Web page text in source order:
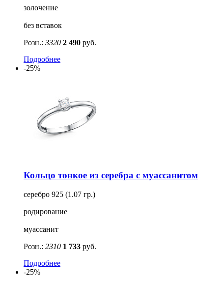
золочение
без вставок
Розн.: 3320 2 490 руб.
Подробнее
-25%
Кольцо тонкое из серебра с муассанитом
серебро 925 (1.07 гр.)
родирование
муассанит
Розн.: 2310 1 733 руб.
Подробнее
-25%